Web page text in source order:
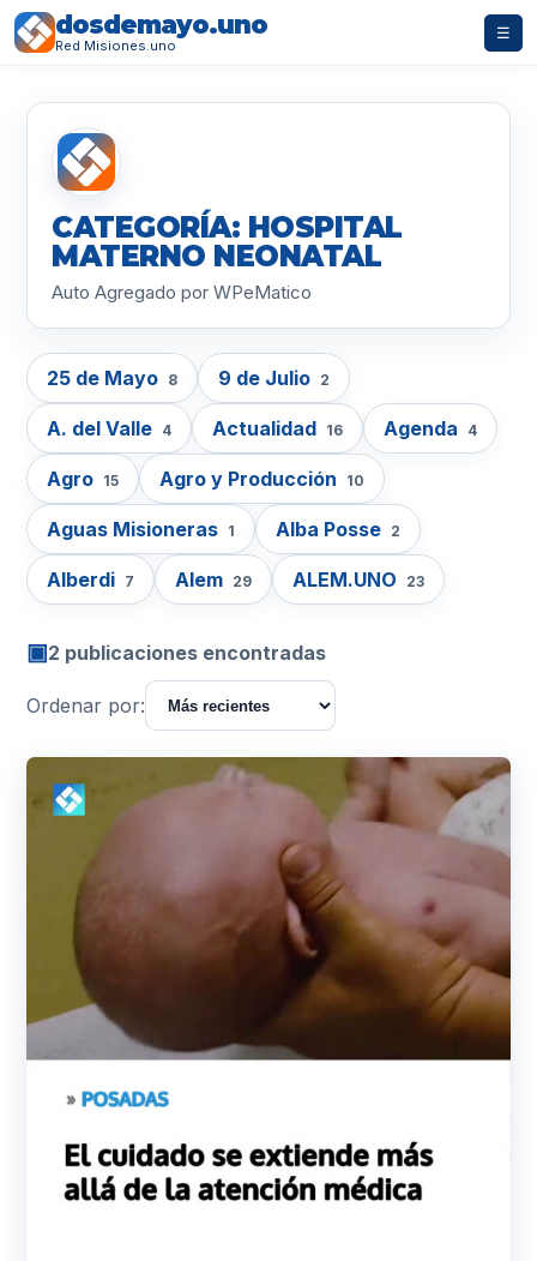
dosdemayo.uno
Red Misiones.uno
☰
CATEGORÍA: HOSPITAL
MATERNO NEONATAL
Auto Agregado por WPeMatico
25 de Mayo 8 9 de Julio 2
A. del Valle 4 Actualidad 16 Agenda 4
Agro 15 Agro y Producción 10
Aguas Misioneras 1 Alba Posse 2
Alberdi 7 Alem 29 ALEM.UNO 23
▣2 publicaciones encontradas
Ordenar por: